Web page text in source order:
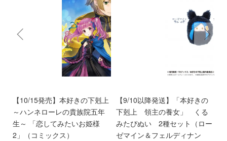
【10/15発売】本好きの下剋上
～ハンネローレの貴族院五年
生～ 「恋してみたいお姫様
2」（コミックス）
【9/10以降発送】「本好きの
下剋上 領主の養女」 くる
みたぴぬい 2種セット（ロー
ゼマイン＆フェルディナン